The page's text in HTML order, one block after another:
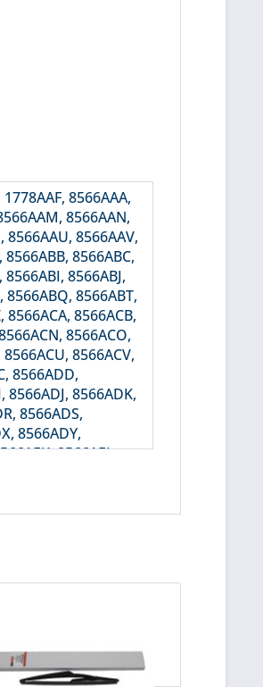
8566AAA,
8566AAN,
8566AAU, 8566AAV,
8566ABC,
8566ABJ,
8566ABQ, 8566ABT,
8566ACA, 8566ACB,
8566ACO,
8566ACV,
8566ADD,
8566ADJ, 8566ADK,
8566ADS,
8566ADY,
8566AEL,
8566AFJ,
8566AKZ,
8566ALI,
8566ALR,